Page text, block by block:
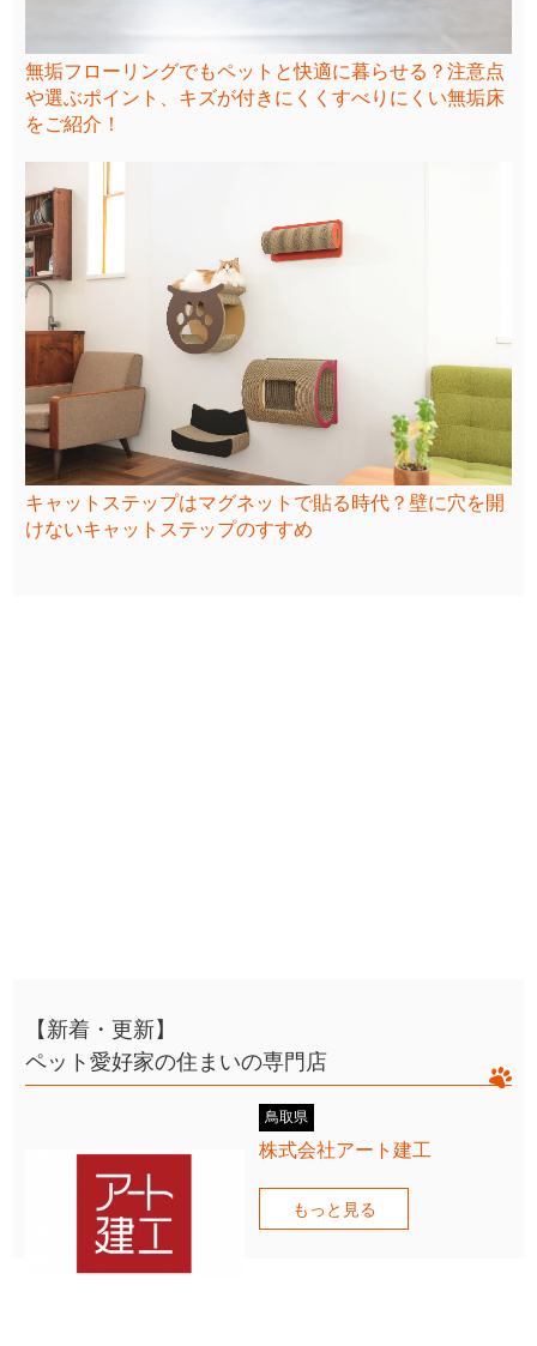
無垢フローリングでもペットと快適に暮らせる？注意点
や選ぶポイント、キズが付きにくくすべりにくい無垢床
をご紹介！
キャットステップはマグネットで貼る時代？壁に穴を開
けないキャットステップのすすめ
【新着・更新】
ペット愛好家の住まいの専門店
鳥取県
株式会社アート建工
もっと見る